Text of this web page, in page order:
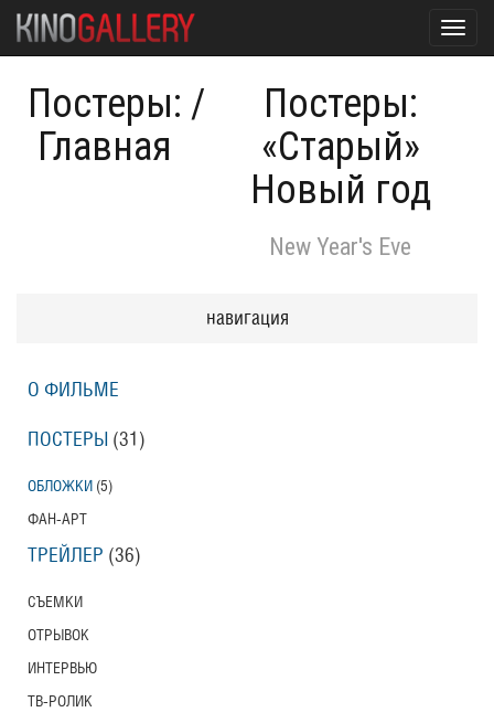
Постеры:
Главная
/
Постеры:
«Старый»
Новый год
New Year's Eve
навигация
О ФИЛЬМЕ
ПОСТЕРЫ (31)
ОБЛОЖКИ (5)
ФАН-АРТ
ТРЕЙЛЕР (36)
СЪЕМКИ
ОТРЫВОК
ИНТЕРВЬЮ
ТВ-РОЛИК